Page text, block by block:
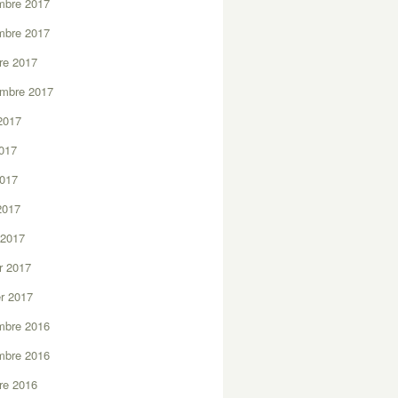
2017
2017
2017
2017
2017
2016
2016
2016